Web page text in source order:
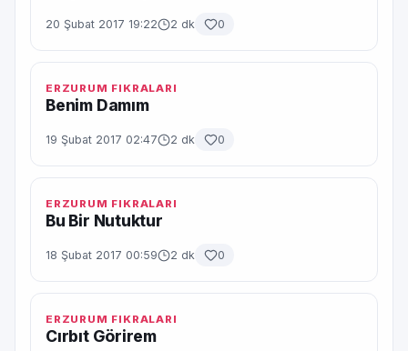
20 Şubat 2017 19:22 2 dk 0
ERZURUM FIKRALARI
Benim Damım
19 Şubat 2017 02:47 2 dk 0
ERZURUM FIKRALARI
Bu Bir Nutuktur
18 Şubat 2017 00:59 2 dk 0
ERZURUM FIKRALARI
Cırbıt Görirem